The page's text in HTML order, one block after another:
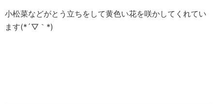
小松菜などがとう立ちをして黄色い花を咲かしてくれてい
ます(*´▽｀*)